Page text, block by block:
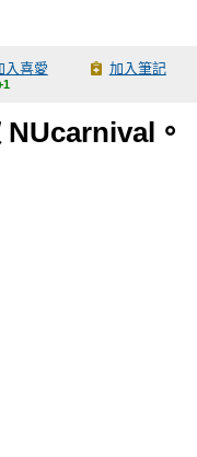
入喜愛 加入筆記
。